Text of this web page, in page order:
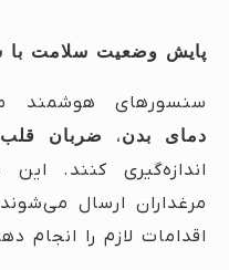
پایش وضعیت سلامت با
سنسورهای هوشمند
دمای بدن، ضربان قلب
اندازه‌گیری کنند.
مرغداران ارسال
اقدامات لازم را انجام